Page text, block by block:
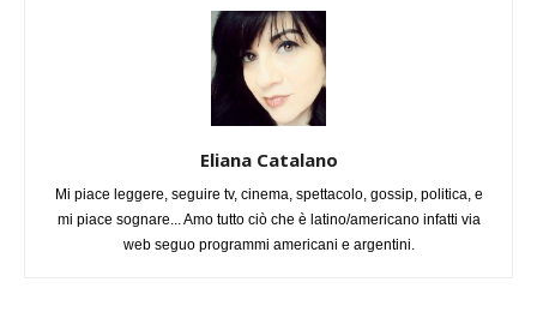
Eliana Catalano
Mi piace leggere, seguire tv, cinema, spettacolo, gossip, politica, e
mi piace sognare... Amo tutto ciò che è latino/americano infatti via
web seguo programmi americani e argentini.